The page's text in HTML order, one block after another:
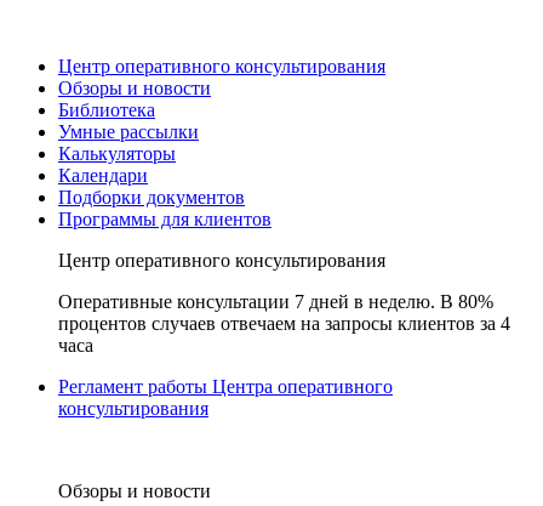
Центр оперативного консультирования
Обзоры и новости
Библиотека
Умные рассылки
Калькуляторы
Календари
Подборки документов
Программы для клиентов
Центр оперативного консультирования
Оперативные консультации 7 дней в неделю. В 80%
процентов случаев отвечаем на запросы клиентов за 4
часа
Регламент работы Центра оперативного
консультирования
Обзоры и новости